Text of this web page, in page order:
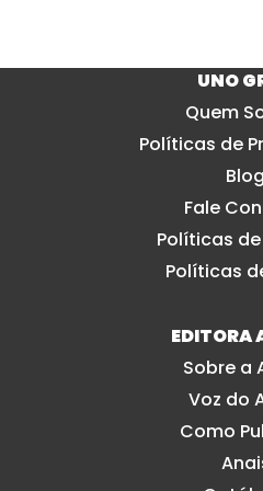
UNO
Quem
Políticas de
Blog
Fale
Políticas
Políticas
EDITORA
Sobre a
Voz do
Como